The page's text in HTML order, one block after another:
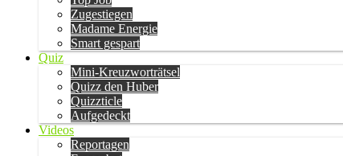
Zugestiegen
Madame Energie
Smart gespart
Quiz
Mini-Kreuzworträtsel
Quizz den Huber
Quizzticle
Aufgedeckt
Videos
Reportagen